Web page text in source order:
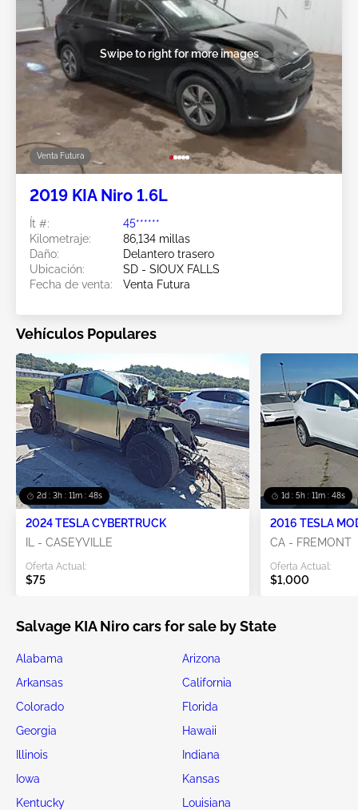
Venta Futura
Swipe to right for more images
2019 KIA Niro 1.6L
Ít #:
45******
Kilometraje:
86,134 millas
Daño:
Delantero trasero
Ubicación:
SD - SIOUX FALLS
Fecha de venta:
Venta Futura
Vehículos Populares
2d : 3h : 11m : 48s
2024 TESLA CYBERTRUCK
IL - CASEYVILLE
Oferta Actual:
$75
1d : 5h : 11m : 48s
2016 TESLA
CA - FREMONT
Oferta Actual:
$1,000
Salvage KIA Niro cars for sale by State
Alabama
Arizona
Arkansas
California
Colorado
Florida
Georgia
Hawaii
Illinois
Indiana
Iowa
Kansas
Kentucky
Louisiana